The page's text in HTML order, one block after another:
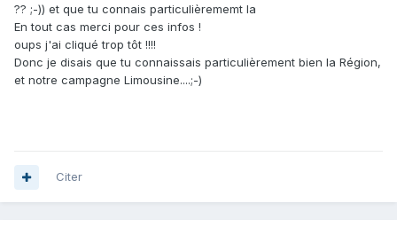
?? ;-)) et que tu connais particulièrememt la
En tout cas merci pour ces infos !
oups j'ai cliqué trop tôt !!!!
Donc je disais que tu connaissais particulièrement bien la Région,
et notre campagne Limousine....;-)
Citer